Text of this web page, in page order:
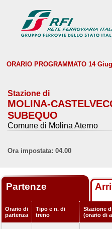
ORARIO PROGRAMMATO 14
Stazione di
MOLINA-
SUBEQUO
Comune di Molina Aterno
Ora impostata: 04.00
Partenze
Orario di
partenza
Tipo e n. di
treno
Stazione
(orario di